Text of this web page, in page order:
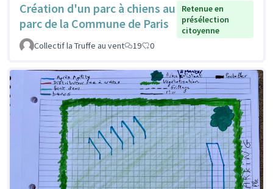
Création d'un parc à chiens au
parc de la Commune de Paris
Retenue en
présélection
citoyenne
Collectif la Truffe au vent
19 0